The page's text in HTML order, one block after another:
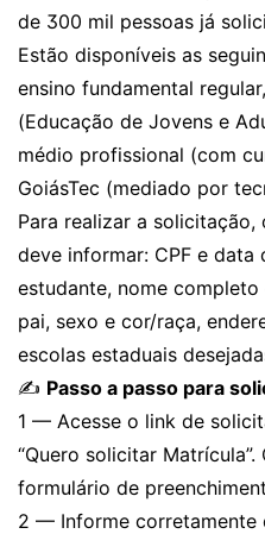
de 300 mil pessoas já
Estão disponíveis as
ensino fundamental
(Educação de Jovens e
médio profissional (com
GoiásTec (mediado por
Para realizar a
deve informar: CPF e data
estudante, nome
pai, sexo e cor/raça,
escolas estaduais
✍️ Passo a passo para
1 — Acesse o link de
“Quero solicitar
formulário de
2 — Informe corretamente